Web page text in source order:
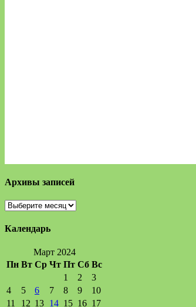
Архивы записей
Архивы
Календарь
Март 2024
Пн Вт Ср Чт Пт Сб Вс
1
2
3
4
5 6 7 8 9
10
11
12 13 14 15 16 17